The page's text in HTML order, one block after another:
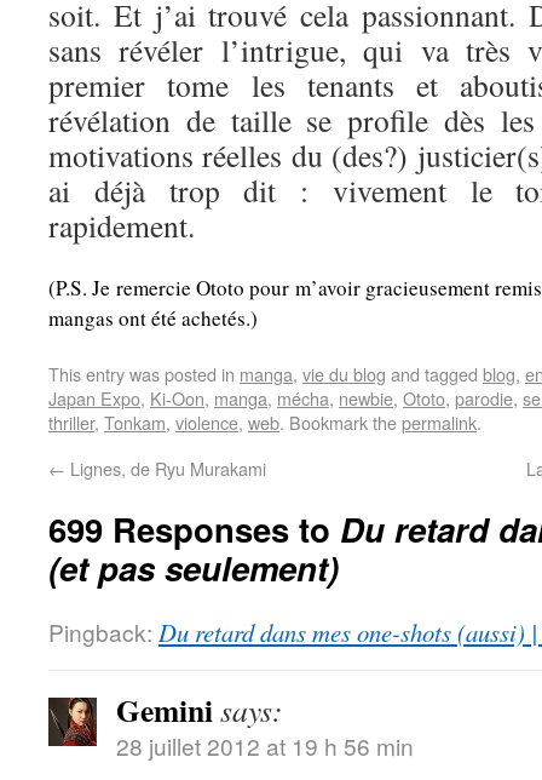
soit. Et j’ai trouvé cela passionnant.
sans révéler l’intrigue, qui va très
premier tome les tenants et
révélation de taille se profile dès
motivations réelles du (des?)
ai déjà trop dit : vivement le
rapidement.
(P.S. Je remercie Ototo pour m’avoir gracieusement
mangas ont été achetés.)
This entry was posted in manga, vie du blog and tagged blog,
Japan Expo, Ki-Oon, manga, mécha, newbie, Ototo, parodie,
thriller, Tonkam, violence, web. Bookmark thepermalink.
← Lignes, de Ryu Murakami
699 Responses to Du retard
(et pas seulement)
Pingback: Du retard dans mes one-shots (aussi)
Geminisays:
28 juillet 2012 at 19 h 56 min